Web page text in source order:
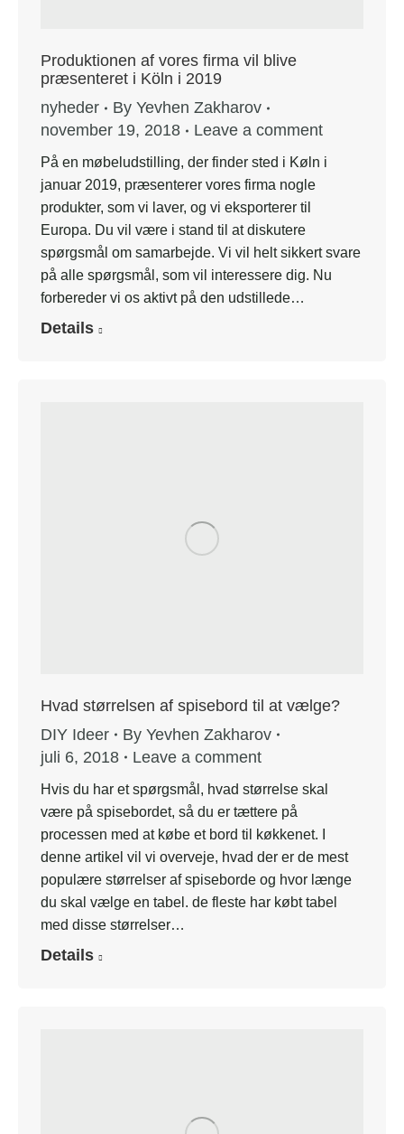
Produktionen af vores firma vil blive
præsenteret i Köln i 2019
nyheder
By Yevhen Zakharov
november 19, 2018
Leave a comment
På en møbeludstilling, der finder sted i Køln i
januar 2019, præsenterer vores firma nogle
produkter, som vi laver, og vi eksporterer til
Europa. Du vil være i stand til at diskutere
spørgsmål om samarbejde. Vi vil helt sikkert svare
på alle spørgsmål, som vil interessere dig. Nu
forbereder vi os aktivt på den udstillede…
Details
Hvad størrelsen af spisebord til at vælge?
DIY Ideer
By Yevhen Zakharov
juli 6, 2018
Leave a comment
Hvis du har et spørgsmål, hvad størrelse skal
være på spisebordet, så du er tættere på
processen med at købe et bord til køkkenet. I
denne artikel vil vi overveje, hvad der er de mest
populære størrelser af spiseborde og hvor længe
du skal vælge en tabel. de fleste har købt tabel
med disse størrelser…
Details